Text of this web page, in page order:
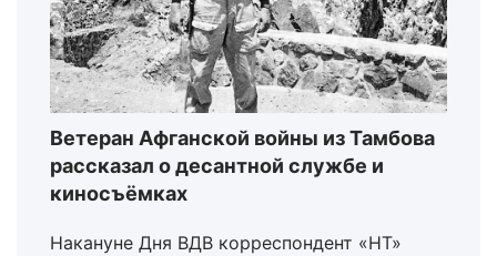
Ветеран Афганской войны из Тамбова
рассказал о десантной службе и
киносъёмках
Накануне Дня ВДВ корреспондент «НТ»